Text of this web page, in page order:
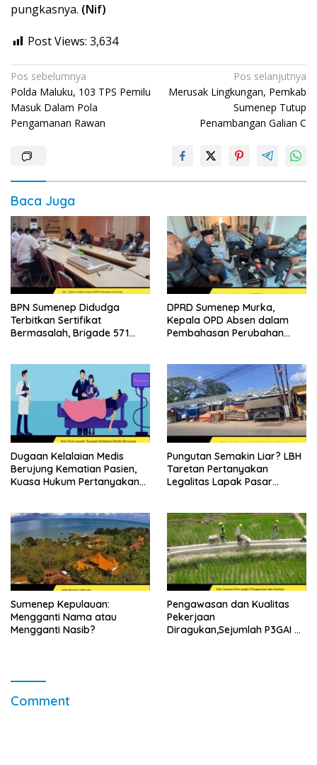
pungkasnya. (Nif)
Post Views: 3,634
Navigasi
pos
Pos sebelumnya
Polda Maluku, 103 TPS Pemilu
Masuk Dalam Pola
Pengamanan Rawan
Pos selanjutnya
Merusak Lingkungan, Pemkab
Sumenep Tutup
Penambangan Galian C
Baca Juga
BPN Sumenep Didudga
Terbitkan Sertifikat
Bermasalah, Brigade 571
DPRD Sumenep Murka,
Kepala OPD Absen dalam
Pembahasan Perubahan
Dugaan Kelalaian Medis
Berujung Kematian Pasien,
Kuasa Hukum Pertanyakan
Pungutan Semakin Liar? LBH
Taretan Pertanyakan
Legalitas Lapak Pasar
Sumenep Kepulauan:
Mengganti Nama atau
Mengganti Nasib?
Pengawasan dan Kualitas
Pekerjaan
Diragukan,Sejumlah P3GAI di
Comment